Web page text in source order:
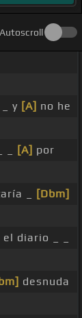
Autoscroll
y [A] no he
_ [A] por
_
[Dbm]
diario _ _
desnuda